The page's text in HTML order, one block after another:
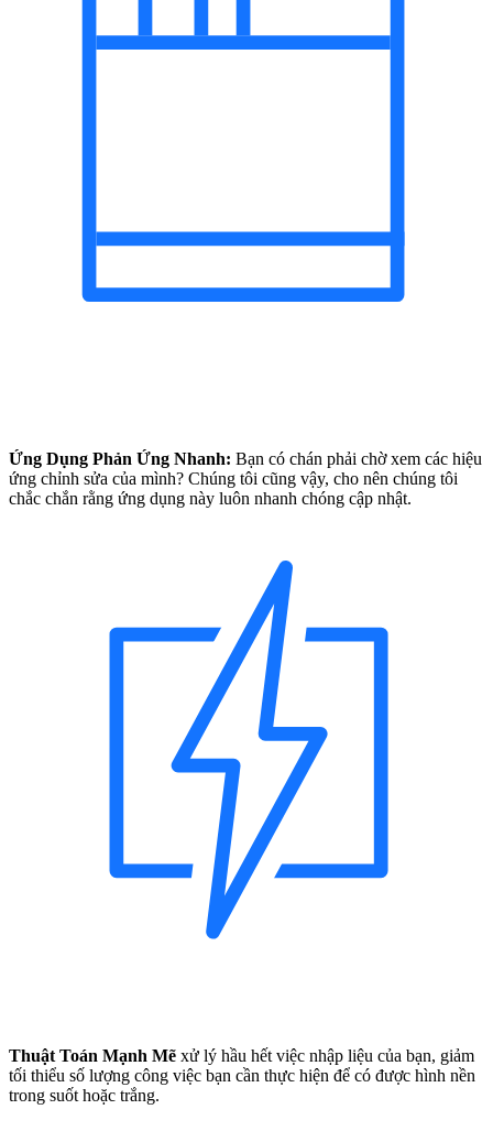
Ứng Dụng Phản Ứng Nhanh: Bạn có chán phải chờ xem các hiệu
ứng chỉnh sửa của mình? Chúng tôi cũng vậy, cho nên chúng tôi
chắc chắn rằng ứng dụng này luôn nhanh chóng cập nhật.
Thuật Toán Mạnh Mẽ xử lý hầu hết việc nhập liệu của bạn, giảm
tối thiểu số lượng công việc bạn cần thực hiện để có được hình nền
trong suốt hoặc trắng.